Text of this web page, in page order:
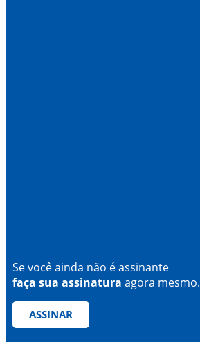
Se você ainda não é assinante
faça sua assinatura agora mesmo.
ASSINAR